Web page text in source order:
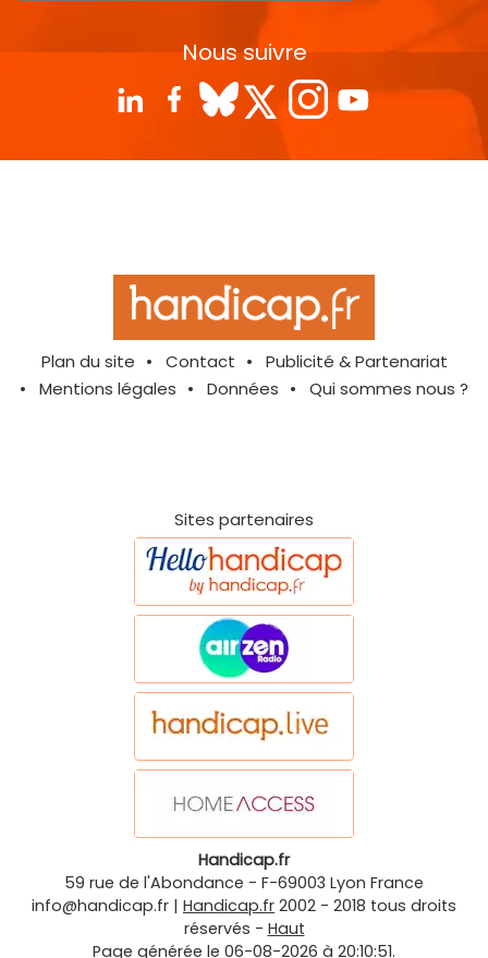
Nous suivre
Plan du site Contact
Publicité & Partenariat
Mentions légales
Données Qui sommes nous ?
Sites partenaires
Handicap.fr
59 rue de l'Abondance - F-69003 Lyon France
info@handicap.fr | Handicap.fr 2002 - 2018 tous droits
réservés - Haut
Page générée le 06-08-2026 à 20:10:51.